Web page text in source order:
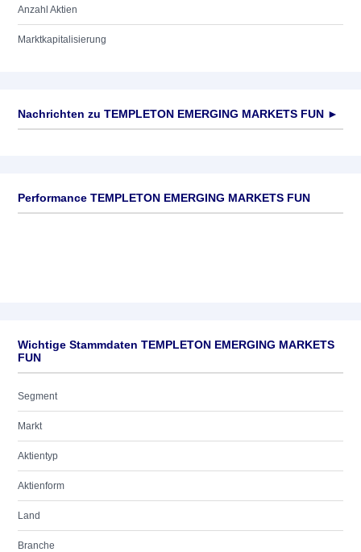
Anzahl Aktien
Marktkapitalisierung
Nachrichten zu TEMPLETON EMERGING MARKETS FUN ►
Performance TEMPLETON EMERGING MARKETS FUN
Wichtige Stammdaten TEMPLETON EMERGING MARKETS
FUN
Segment
Markt
Aktientyp
Aktienform
Land
Branche